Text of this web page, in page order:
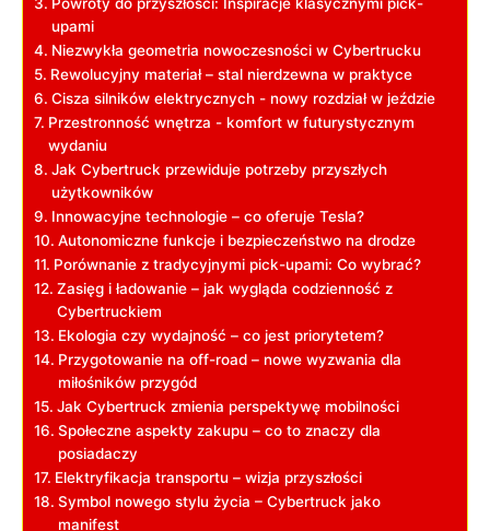
upami
Niezwykła geometria nowoczesności w Cybertrucku
Rewolucyjny materiał – stal nierdzewna w praktyce
Cisza silników elektrycznych ‍- nowy rozdział w jeździe
Przestronność wnętrza ⁤- komfort w futurystycznym
wydaniu
Jak ⁣Cybertruck przewiduje potrzeby​ przyszłych
użytkowników
Innowacyjne technologie – co⁤ oferuje Tesla?
Autonomiczne funkcje i bezpieczeństwo ​na drodze
Porównanie z tradycyjnymi‌ pick-upami: Co wybrać?
Zasięg i ładowanie – jak⁣ wygląda codzienność z
‌Cybertruckiem
Ekologia czy wydajność – co jest priorytetem?
Przygotowanie na off-road – nowe⁣ wyzwania dla
miłośników ​przygód
Jak ⁤Cybertruck zmienia perspektywę⁣ mobilności
Społeczne aspekty zakupu – co to znaczy dla
‍posiadaczy
Elektryfikacja ⁤transportu – wizja przyszłości
Symbol nowego stylu ⁣życia ‌– Cybertruck jako
manifest